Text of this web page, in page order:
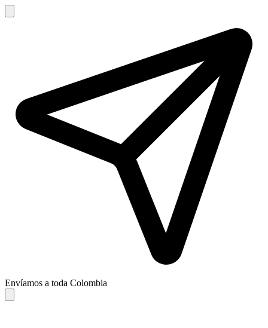
Envíamos a toda Colombia